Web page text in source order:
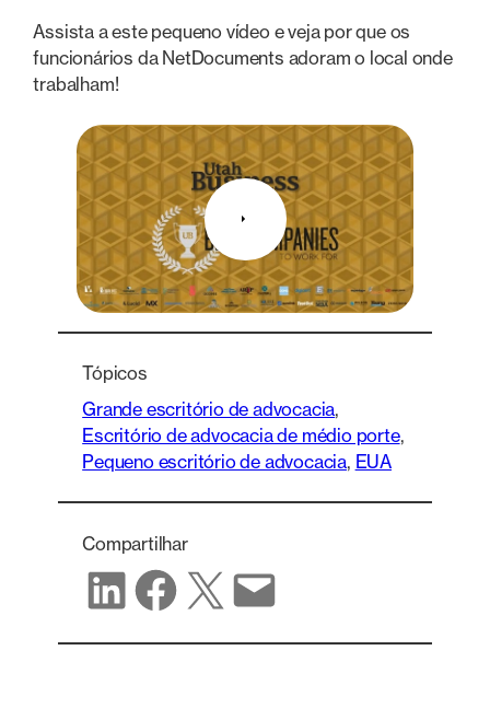
Assista a este pequeno vídeo e veja por que os
funcionários da NetDocuments adoram o local onde
trabalham!
Tópicos
Grande escritório de advocacia
Escritório de advocacia de médio porte
Pequeno escritório de advocacia, EUA
Compartilhar
Compartilhar no LinkedIn
Compartilhar no Facebook
Compartilhar no X Compartilhar por e-mail